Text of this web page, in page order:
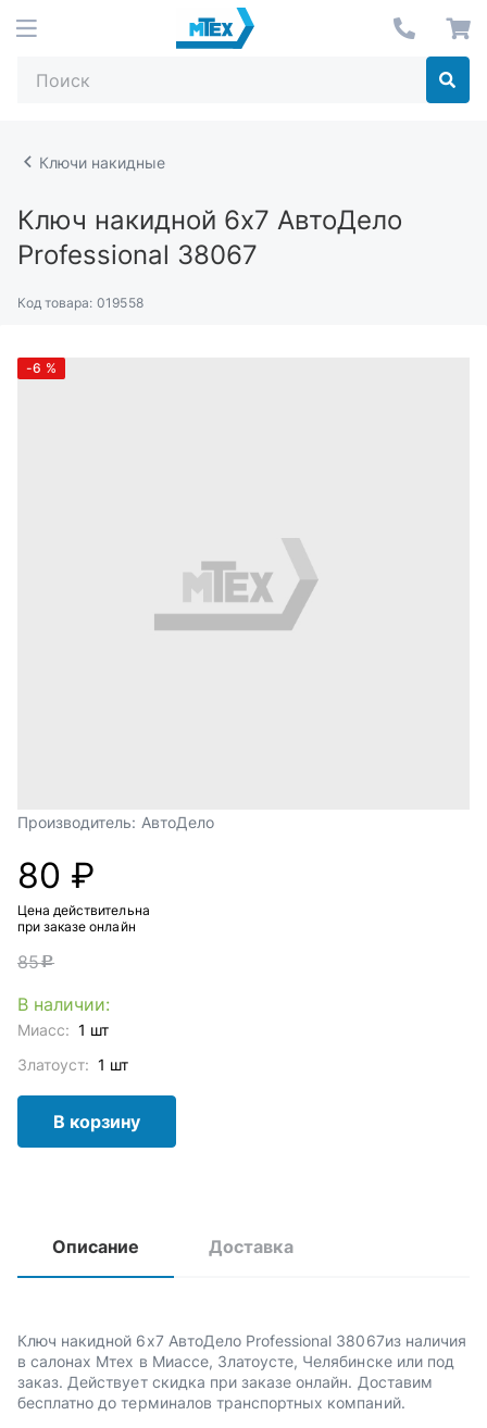
Ключи накидные
Ключ накидной 6х7 АвтоДело
Professional 38067
Код товара: 019558
-6 %
Производитель: АвтоДело
80 ₽
Цена действительна
при заказе онлайн
85c
В наличии:
Миасс: 1 шт
Златоуст: 1 шт
В корзину
Описание Доставка
Ключ накидной 6х7 АвтоДело Professional 38067из наличия
в салонах Мтех в Миассе, Златоусте, Челябинске или под
заказ. Действует скидка при заказе онлайн. Доставим
бесплатно до терминалов транспортных компаний.